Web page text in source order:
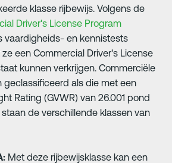
klasse rijbewijs. Volgens de
Driver's License Program
vaardigheids- en kennistests
een Commercial Driver's License
kunnen verkrijgen. Commerciële
geclassificeerd als die met een
Rating (GVWR) van 26.001 pond
de verschillende klassen van
Met deze rijbewijsklasse kan een